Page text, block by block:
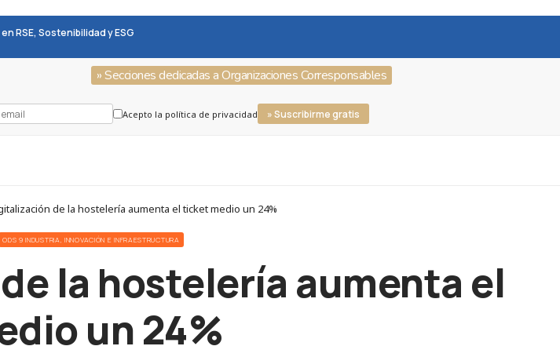
RSE, Sostenibilidad y ESG
» Secciones dedicadas a Organizaciones Corresponsables
Acepto la política de privacidad » Suscribirme gratis
de la hostelería aumenta el ticket medio un 24%
ODS 9 INDUSTRIA, INNOVACIÓN E INFRAESTRUCTURA
la hostelería aumenta el
un 24%